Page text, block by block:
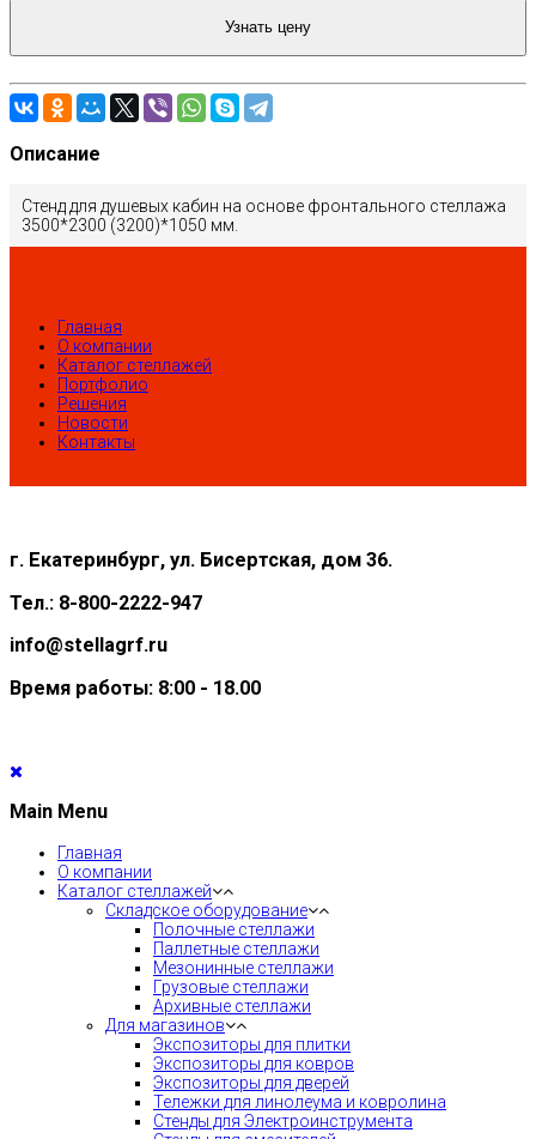
Узнать цену
Описание
Стенд для душевых кабин на основе фронтального стеллажа
3500*2300 (3200)*1050 мм.
Главная
О компании
Каталог стеллажей
Портфолио
Решения
Новости
Контакты
г. Екатеринбург, ул. Бисертская, дом 36.
Тел.: 8-800-2222-947
info@stellagrf.ru
Время работы: 8:00 - 18.00
Main Menu
Главная
О компании
Каталог стеллажей
Складское оборудование
Полочные стеллажи
Паллетные стеллажи
Мезонинные стеллажи
Грузовые стеллажи
Архивные стеллажи
Для магазинов
Экспозиторы для плитки
Экспозиторы для ковров
Экспозиторы для дверей
Тележки для линолеума и ковролина
Стенды для Электроинструмента